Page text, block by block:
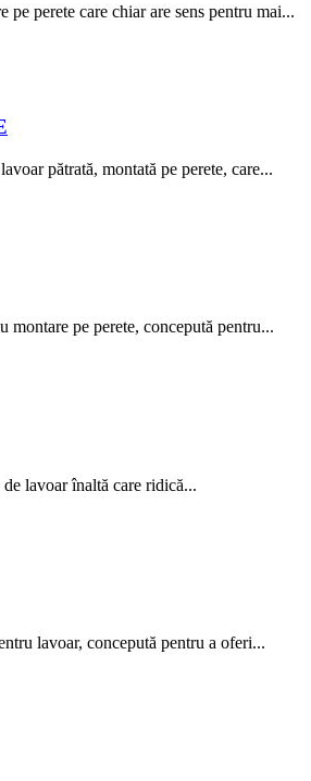
perete care chiar are sens pentru mai...
pătrată, montată pe perete, care...
pe perete, concepută pentru...
lavoar înaltă care ridică...
lavoar, concepută pentru a oferi...